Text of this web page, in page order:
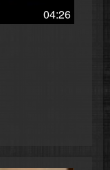
04:26